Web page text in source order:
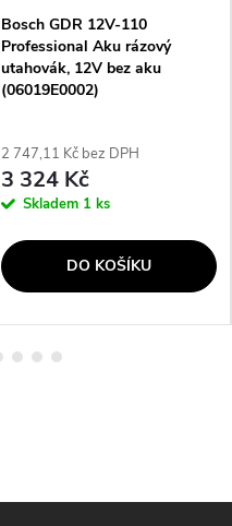
Bosch GDR 12V-110
Professional Aku rázový
utahovák, 12V bez aku
(06019E0002)
2 747,11 Kč bez DPH
3 324 Kč
Skladem 1 ks
DO KOŠÍKU